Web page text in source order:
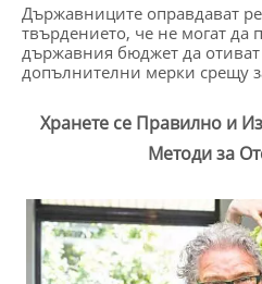
Държавниците оправдават
твърдението, че не могат да
държавния бюджет да отиват
допълнителни мерки срещу
Хранете се Правилно и
Методи за